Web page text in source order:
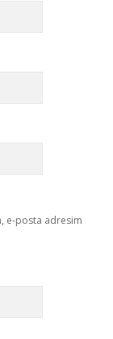
e-posta adresim